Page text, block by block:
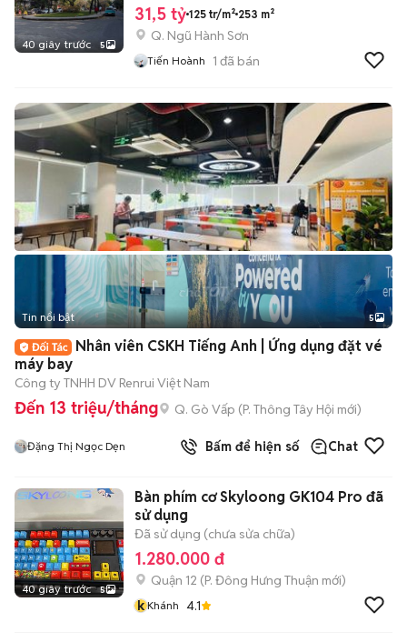
40 giây trước 5
31,5 tỷ 125 tr/m² 253 m²
Q. Ngũ Hành Sơn
Tiến Hoành 1 đã bán
Tin nổi bật 5
Nhân viên CSKH Tiếng Anh | Ứng dụng đặt vé
máy bay
Công ty TNHH DV Renrui Việt Nam
Đến 13 triệu/tháng Q. Gò Vấp (P. Thông Tây Hội mới)
Đặng Thị Ngọc Dẹn Bấm để hiện số Chat
40 giây trước 5
Bàn phím cơ Skyloong GK104 Pro đã
sử dụng
Đã sử dụng (chưa sửa chữa)
1.280.000 đ
Quận 12 (P. Đông Hưng Thuận mới)
k Khánh 4.1